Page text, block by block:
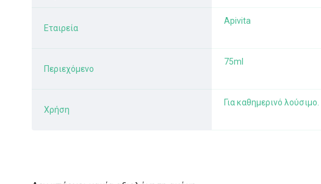
Εταιρεία
Apivita
Περιεχόμενο
75ml
Χρήση
Για καθημερινό λούσιμο.